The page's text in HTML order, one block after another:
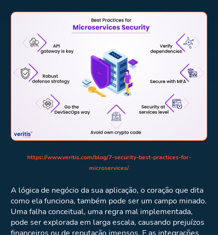
https://www.veritis.com/blog/7-security-best-practices-for-
microservices/
A lógica de negócio da sua aplicação, o coração que dita
como ela funciona, também pode ser um campo minado.
Uma falha conceitual, uma regra mal implementada,
pode ser explorada em larga escala, causando prejuízos